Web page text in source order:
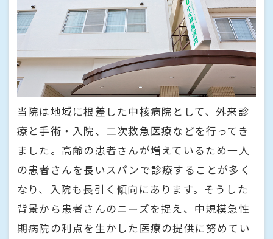
当院は地域に根差した中核病院として、外来診
療と手術・入院、二次救急医療などを行ってき
ました。高齢の患者さんが増えているため一人
の患者さんを長いスパンで診療することが多く
なり、入院も長引く傾向にあります。そうした
背景から患者さんのニーズを捉え、中規模急性
期病院の利点を生かした医療の提供に努めてい